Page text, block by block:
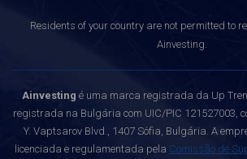
Residents of your country are not permitted to
Ainvesting.
Ainvesting é uma marca registrada da Up
registrada na Bulgária com UIC/PIC 121527003,
Y. Vaptsarov Blvd., 1407 Sófia, Bulgária. A
licenciada e regulamentada pela Comissão de